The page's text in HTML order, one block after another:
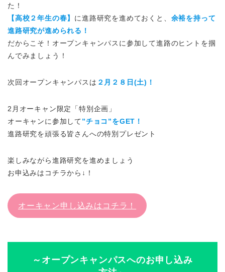
た！
【高校２年生の春】 に進路研究を進めておくと、 余裕を持って
進路研究が進められる！
だからこそ！オープンキャンパスに参加して進路のヒントを掴
んでみましょう！
次回オープンキャンパスは ２月２８日(土)！
2月オーキャン限定「特別企画」
オーキャンに参加して”チョコ ”をGET！
進路研究を頑張る皆さんへの特別プレゼント
楽しみながら進路研究を進めましょう
お申込みはコチラから↓！
オーキャン申し込みはコチラ！
～オープンキャンパスへのお申し込み